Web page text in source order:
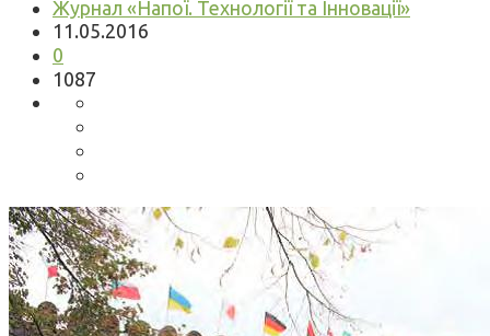
Журнал «Напої. Технології та Інновації»
11.05.2016
0
1087